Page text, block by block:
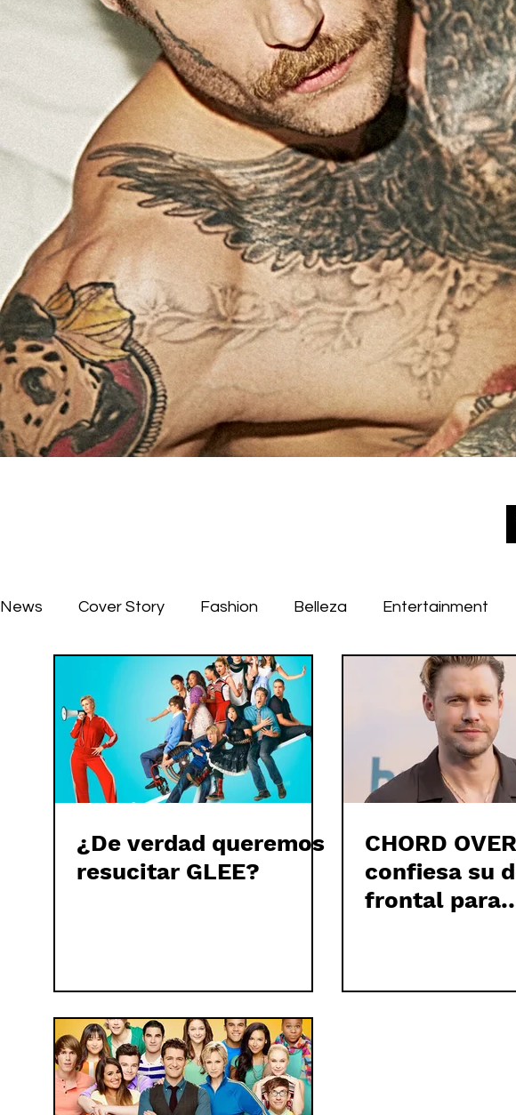
News Cover Story Fashion Belleza Entertainment
¿De verdad queremos
resucitar GLEE?
CHORD
confiesa su
frontal para